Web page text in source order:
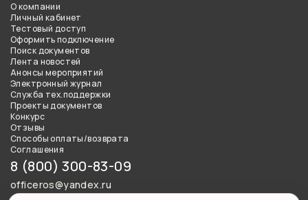
О компании
Личный кабинет
Тестовый доступ
Оформить подключение
Поиск документов
Лента новостей
Анонсы мероприятий
Электронный журнал
Служба тех.поддержки
Проекты документов
Конкурс
Отзывы
Способы оплаты/возврата
Соглашения
8 (800) 300-83-09
officeros@yandex.ru